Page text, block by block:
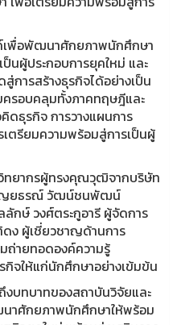
เพื่อพัฒนาศักยภาพนักศึกษา
ป็นผู้ประกอบการยุคใหม่ และ
การสร้างธุรกิจได้อย่างเป็น
รอบคลุมทั้งภาคทฤษฎีและ
ธุรกิจ การวางแผนการ
ตรียมความพร้อมสู่การเป็นผู้
ทยากรผู้ทรงคุณวุฒิจากบริษัท
ญยธรณ์ วัฒน์ชนพัฒน์
กษ์ วงศ์ตระกูอารี ผู้จัดการ
ง ผู้เชี่ยวชาญด้านการ
ถ่ายทอดองค์ความรู้
จให้แก่นักศึกษาอย่างเข้มข้น
งบทบาทของสถาบันวิจัยและ
าศักยภาพนักศึกษาให้พร้อม